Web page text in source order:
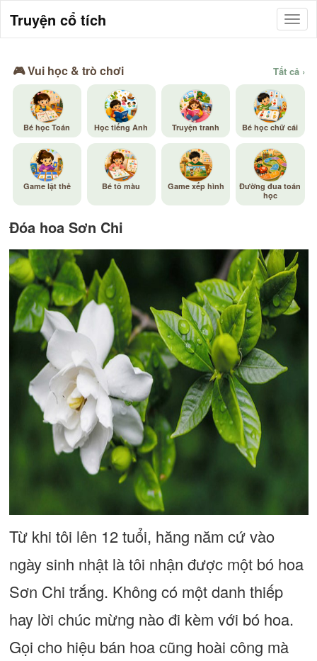
Truyện cổ tích
🎮 Vui học & trò chơi Tất cả ›
Bé học Toán Học tiếng Anh Truyện tranh Bé học chữ cái
Game lật thẻ Bé tô màu Game xếp hình
Đường đua toán
học
Đóa hoa Sơn Chi
Từ khi tôi lên 12 tuổi, hăng năm cứ vào
ngày sinh nhật là tôi nhận được một bó hoa
Sơn Chi trắng. Không có một danh thiếp
hay lời chúc mừng nào đi kèm với bó hoa.
Gọi cho hiệu bán hoa cũng hoài công mà